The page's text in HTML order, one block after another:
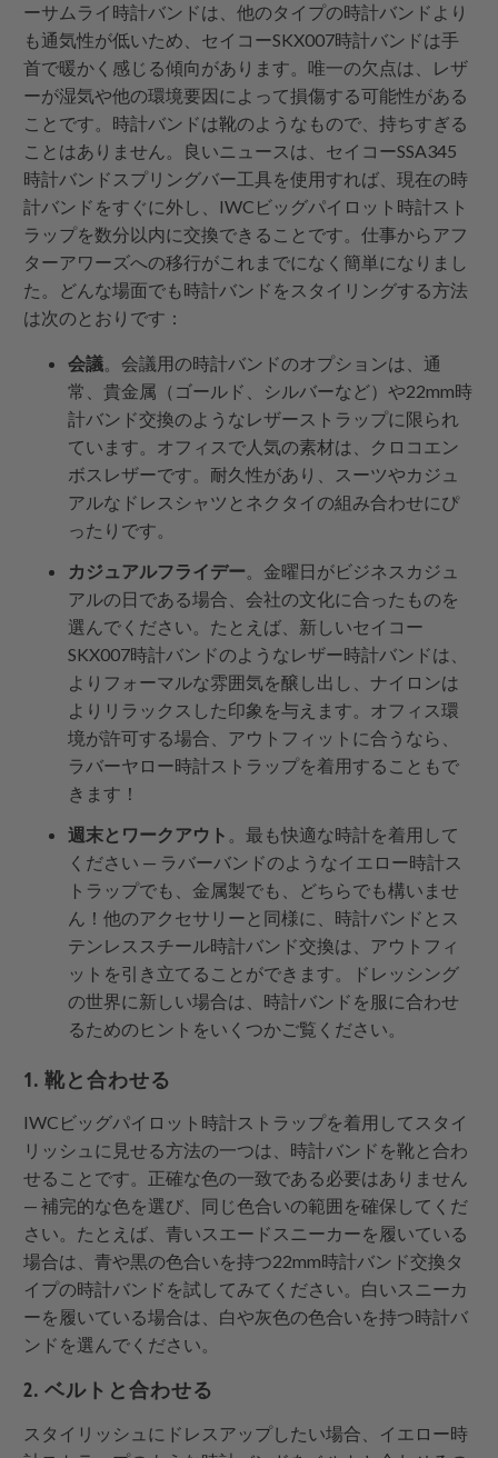
ーサムライ時計バンドは、他のタイプの時計バンドより
も通気性が低いため、セイコーSKX007時計バンドは手
首で暖かく感じる傾向があります。唯一の欠点は、レザ
ーが湿気や他の環境要因によって損傷する可能性がある
ことです。時計バンドは靴のようなもので、持ちすぎる
ことはありません。良いニュースは、セイコーSSA345
時計バンドスプリングバー工具を使用すれば、現在の時
計バンドをすぐに外し、IWCビッグパイロット時計スト
ラップを数分以内に交換できることです。仕事からアフ
ターアワーズへの移行がこれまでになく簡単になりまし
た。どんな場面でも時計バンドをスタイリングする方法
は次のとおりです：
会議。会議用の時計バンドのオプションは、通
常、貴金属（ゴールド、シルバーなど）や22mm時
計バンド交換のようなレザーストラップに限られ
ています。オフィスで人気の素材は、クロコエン
ボスレザーです。耐久性があり、スーツやカジュ
アルなドレスシャツとネクタイの組み合わせにぴ
ったりです。
カジュアルフライデー。金曜日がビジネスカジュ
アルの日である場合、会社の文化に合ったものを
選んでください。たとえば、新しいセイコー
SKX007時計バンドのようなレザー時計バンドは、
よりフォーマルな雰囲気を醸し出し、ナイロンは
よりリラックスした印象を与えます。オフィス環
境が許可する場合、アウトフィットに合うなら、
ラバーヤロー時計ストラップを着用することもで
きます！
週末とワークアウト 。最も快適な時計を着用して
ください — ラバーバンドのようなイエロー時計ス
トラップでも、金属製でも、どちらでも構いませ
ん！他のアクセサリーと同様に、時計バンドとス
テンレススチール時計バンド交換は、アウトフィ
ットを引き立てることができます。ドレッシング
の世界に新しい場合は、時計バンドを服に合わせ
るためのヒントをいくつかご覧ください。
1. 靴と合わせる
IWCビッグパイロット時計ストラップを着用してスタイ
リッシュに見せる方法の一つは、時計バンドを靴と合わ
せることです。正確な色の一致である必要はありません
— 補完的な色を選び、同じ色合いの範囲を確保してくだ
さい。たとえば、青いスエードスニーカーを履いている
場合は、青や黒の色合いを持つ22mm時計バンド交換タ
イプの時計バンドを試してみてください。白いスニーカ
ーを履いている場合は、白や灰色の色合いを持つ時計バ
ンドを選んでください。
2. ベルトと合わせる
スタイリッシュにドレスアップしたい場合、イエロー時